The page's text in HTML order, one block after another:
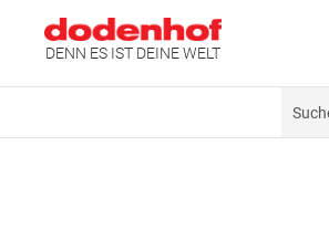
DENN ES IST DEINE WELT